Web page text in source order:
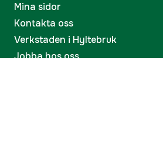
Mina sidor
Kontakta oss
Verkstaden i Hyltebruk
Jobba hos oss